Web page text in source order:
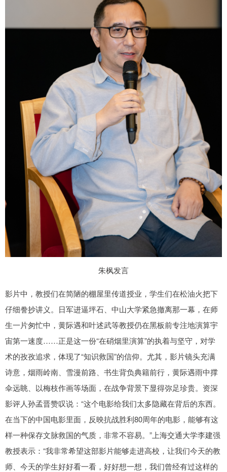
朱枫发言
影片中，教授们在简陋的棚屋里传道授业，学生们在松油火把下
仔细誊抄讲义。日军进逼坪石、中山大学紧急撤离那一幕，在师
生一片匆忙中，黄际遇和叶述武等教授仍在黑板前专注地演算宇
宙第一速度……正是这一份“在硝烟里演算”的执着与坚守，对学
术的孜孜追求，体现了“知识救国”的信仰。尤其，影片镜头充满
诗意，烟雨岭南、雪漫前路、书生背负典籍前行，黄际遇雨中撑
伞远眺、以梅枝作画等场面，在战争背景下显得弥足珍贵。资深
影评人孙孟晋赞叹说：“这个电影给我们太多隐藏在背后的东西。
在当下的中国电影里面，反映抗战胜利80周年的电影，能够有这
样一种保存文脉救国的气质，非常不容易。”上海交通大学李建强
教授表示：“我非常希望这部影片能够走进高校，让我们今天的教
师、今天的学生好好看一看，好好想一想，我们曾经有过这样的